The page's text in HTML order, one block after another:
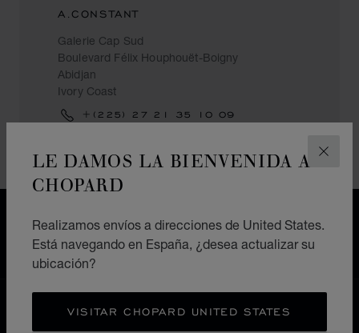
LE DAMOS LA BIENVENIDA A
CHOPARD
Realizamos envíos a direcciones de United States.
Está navegando en España, ¿desea actualizar su
ubicación?
VISITAR CHOPARD UNITED STATES
A.CONSTANT
Galerie Cap Sud
Boulevard Félix Houphouët-Boigny
Abidjan
Ivory Coast
+(225) 27 21 35 10 09
PAGO SEGURO
DEVOLUCIONES Y CAMBIOS